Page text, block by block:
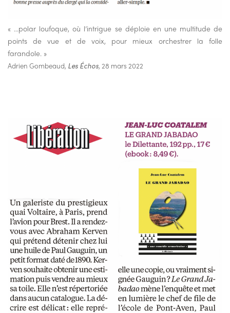
« …polar loufoque, où l’intrigue se déploie en une multitude de
points de vue et de voix, pour mieux orchestrer la folle
farandole. »
Adrien Gombeaud, Les Échos, 28 mars 2022